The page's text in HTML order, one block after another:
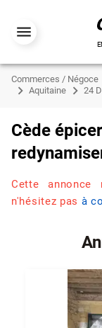
Commerces / Négoce
Aquitaine
24
Cède
Cette
n'hésitez pas à